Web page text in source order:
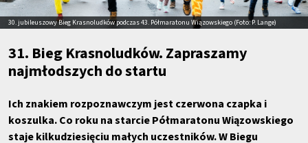
30. jubileuszowy Bieg Krasnoludków podczas 43. Półmaratonu Wiązowskiego (Foto: P. Lange)
31. Bieg Krasnoludków. Zapraszamy
najmłodszych do startu
Ich znakiem rozpoznawczym jest czerwona czapka i
koszulka. Co roku na starcie Półmaratonu Wiązowskiego
staje kilkudziesięciu małych uczestników. W Biegu